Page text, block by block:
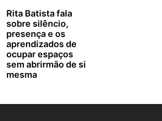
Rita Batista fala
sobre silêncio,
presença e os
aprendizados de
ocupar espaços
sem abrirmão de si
mesma